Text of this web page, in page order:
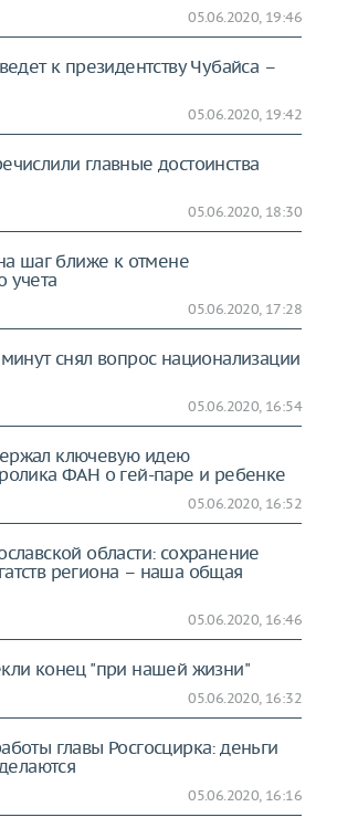
05.06.2020, 19:46
к президентству Чубайса –
05.06.2020, 19:42
главные достоинства
05.06.2020, 18:30
шаг ближе к отмене
учета
05.06.2020, 17:28
снял вопрос национализации
05.06.2020, 16:54
ключевую идею
ФАН о гей-паре и ребенке
05.06.2020, 16:52
области: сохранение
региона – наша общая
05.06.2020, 16:46
конец "при нашей жизни"
05.06.2020, 16:32
главы Росгосцирка: деньги
05.06.2020, 16:16